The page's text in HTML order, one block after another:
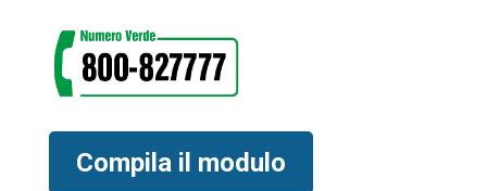
Compila il modulo